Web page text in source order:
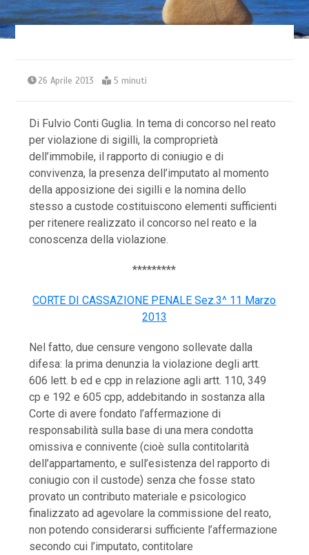
26 Aprile 2013 5 minuti
Di Fulvio Conti Guglia. In tema di concorso nel reato
per violazione di sigilli, la comproprietà
dell’immobile, il rapporto di coniugio e di
convivenza, la presenza dell’imputato al momento
della apposizione dei sigilli e la nomina dello
stesso a custode costituiscono elementi sufficienti
per ritenere realizzato il concorso nel reato e la
conoscenza della violazione.
*********
CORTE DI CASSAZIONE PENALE Sez.3^ 11 Marzo
2013
Nel fatto, due censure vengono sollevate dalla
difesa: la prima denunzia la violazione degli artt.
606 lett. b ed e cpp in relazione agli artt. 110, 349
cp e 192 e 605 cpp, addebitando in sostanza alla
Corte di avere fondato l’affermazione di
responsabilità sulla base di una mera condotta
omissiva e connivente (cioè sulla contitolarità
dell’appartamento, e sull’esistenza del rapporto di
coniugio con il custode) senza che fosse stato
provato un contributo materiale e psicologico
finalizzato ad agevolare la commissione del reato,
non potendo considerarsi sufficiente l’affermazione
secondo cui l’imputato, contitolare